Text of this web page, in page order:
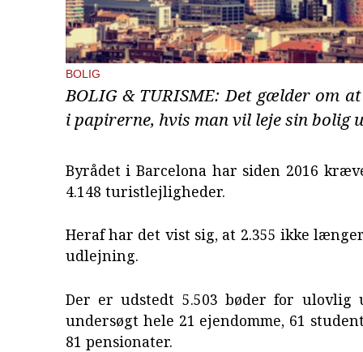
BOLIG
BOLIG & TURISME: Det gælder om
i papirerne, hvis man vil leje sin bolig
Byrådet i Barcelona har siden 2016
4.148 turistlejligheder.
Heraf har det vist sig, at 2.355 ikke
udlejning.
Der er udstedt 5.503 bøder for ulovlig
undersøgt hele 21 ejendomme, 61
81 pensionater.